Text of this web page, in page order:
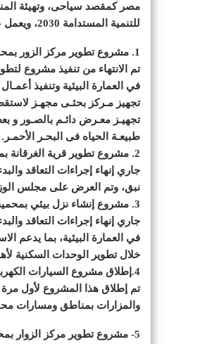
مصر كمقصد سياحى، وتهيئة
للتنمية المستدامة 2030، ويعمل على دمج المجتمع المحلى، ويتوافق مع طبيعة المحميات، ومن أهمها:
1. مشروع تطوير مركز الزور بمحمية نبق بجنوب سيناء:
تم الانتهاء من تنفيذ مشروع
في العمارة البيئية وتنفيذ
تجهيز مـركز بحثـى مجهـز
تجهيـز معـرض دائـم بالصـور و
طبيعـة الحياه فى البحـر الأحمـر.
2. مشروع تطوير قرية الغرقانة بمحمية نبق بجنوب سيناء:
نبق، وتم العرض على مجلس
3. مشروع إنشاء نزل بيئي بمحمية نبق بجنوب سيناء:
جاري إنهاء إجراءات التعاقد
في العمارة البيئية، بما يدعم
خلال تطوير الوحدات السكنية
4.إطلاق مشروع السيارات الكهربائية للتنقل داخل محمية نبق :
تم إطلاق هذا المشروع لأول مرة
والمزارات بمناطق ومسارات
5- مشروع تطوير مركز الزوار بمحمية رأس محمد: